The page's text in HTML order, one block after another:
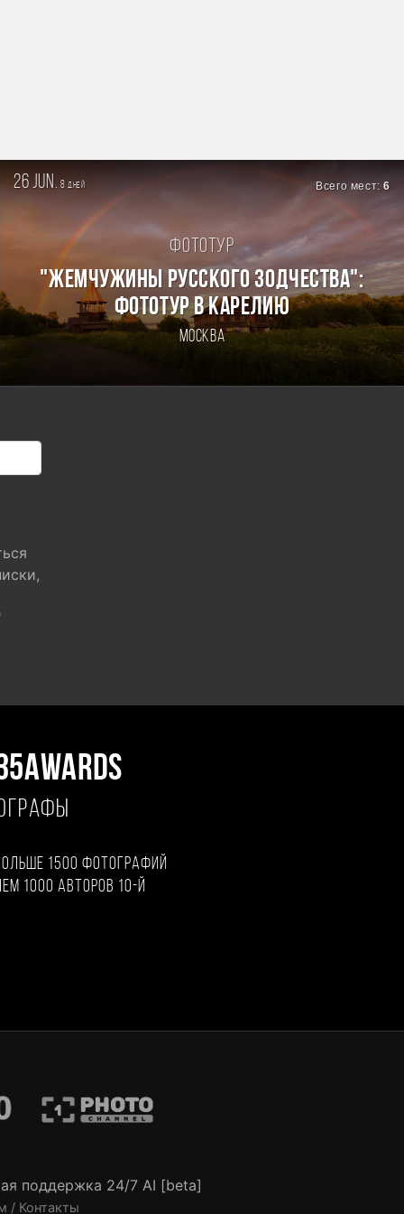
26 jun. 8дней Всего мест:6
Фототур
"ЖЕМЧУЖИНЫ РУССКОГО ЗОДЧЕСТВА":
ФОТОТУР В КАРЕЛИЮ
Москва
1500 фотографий
1000 авторов 10-й
поддержка 24/7 AI [beta]
/ Контакты